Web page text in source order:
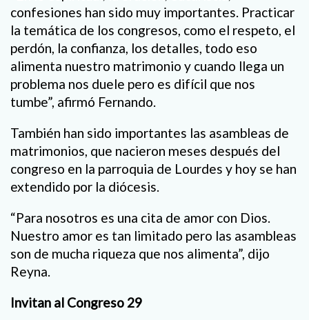
confesiones han sido muy importantes. Practicar
la temática de los congresos, como el respeto, el
perdón, la confianza, los detalles, todo eso
alimenta nuestro matrimonio y cuando llega un
problema nos duele pero es difícil que nos
tumbe”, afirmó Fernando.
También han sido importantes las asambleas de
matrimonios, que nacieron meses después del
congreso en la parroquia de Lourdes y hoy se han
extendido por la diócesis.
“Para nosotros es una cita de amor con Dios.
Nuestro amor es tan limitado pero las asambleas
son de mucha riqueza que nos alimenta”, dijo
Reyna.
Invitan al Congreso 29